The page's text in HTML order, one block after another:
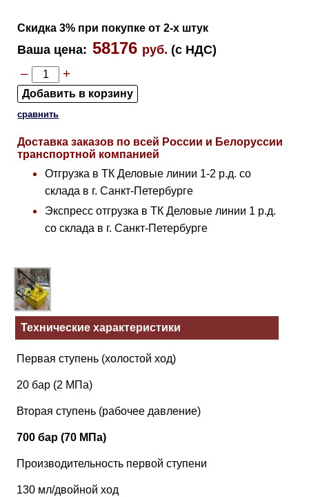
Скидка 3% при покупке от 2-х штук
Ваша цена: 58176 руб.(с НДС)
– +
сравнить
Доставка заказов по всей России и Белоруссии
транспортной компанией
Отгрузка в ТК Деловые линии 1-2 р.д. со
склада в г. Санкт-Петербурге
Экспресс отгрузка в ТК Деловые линии 1 р.д.
со склада в г. Санкт-Петербурге
Технические характеристики
Первая ступень (холостой ход)
20 бар (2 МПа)
Вторая ступень (рабочее давление)
700 бар (70 МПа)
Производительность первой ступени
130 мл/двойной ход